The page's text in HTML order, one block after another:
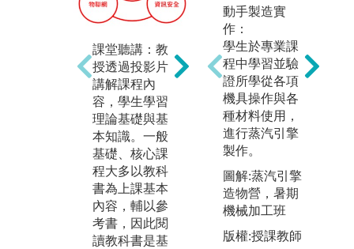
課堂聽講：教
授透過投影片
講解課程內
容，學生學習
理論基礎與基
本知識。一般
基礎、核心課
程大多以教科
書為上課基本
內容，輔以參
考書，因此閱
讀教科書是基
上機實驗：
「動手做、做
中學」。大一
上、下學期的
「程式設計」
同時搭配3小時
上機實作(於電
腦教室直接使
用電腦撰寫程
養程式實作的
能力。大二
「數位電子
學」搭配3小時
動手製造實
作：
學生於專業課
程中學習並驗
證所學從各項
機具操作與各
種材料使用，
進行蒸汽引擎
製作。
圖解:蒸汽引擎
造物營，暑期
機械加工班
版權:授課教師